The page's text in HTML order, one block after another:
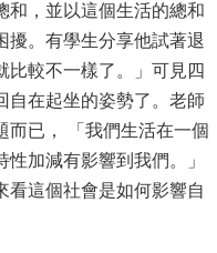
和，並以這個生活的總和
擾。有學生分享他試著退
比較不一樣了。」可見四
自在起坐的姿勢了。老師
而已， 「我們生活在一個
加減有影響到我們。」
看這個社會是如何影響自